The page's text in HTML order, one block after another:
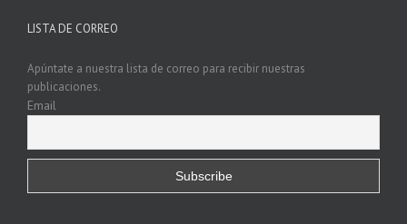
LISTA DE CORREO
Apúntate a nuestra lista de correo para recibir nuestras
publicaciones.
Email